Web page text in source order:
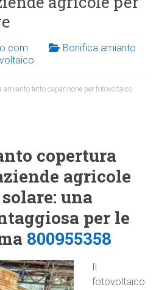
Bonifica amianto
amianto tetto capannone per fotovoltaico
copertura
agricole
una
per le
800955358
fotovoltaico